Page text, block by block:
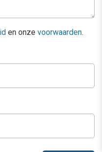
en onze voorwaarden.